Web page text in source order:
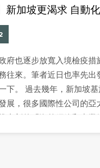
新加坡更渴求 自動
府也逐步放寬入境檢疫措
往來。筆者近日也率先出
下。 過去幾年，新加坡
展，很多國際性公司的亞
Pass）計劃，吸引頂尖
，當地人手依然不足，一